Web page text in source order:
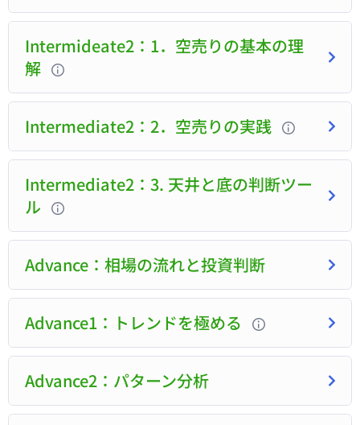
Intermideate2：1．空売りの基本の理
解
Intermediate2：2．空売りの実践
Intermediate2：3. 天井と底の判断ツー
ル
Advance：相場の流れと投資判断
Advance1：トレンドを極める
Advance2：パターン分析